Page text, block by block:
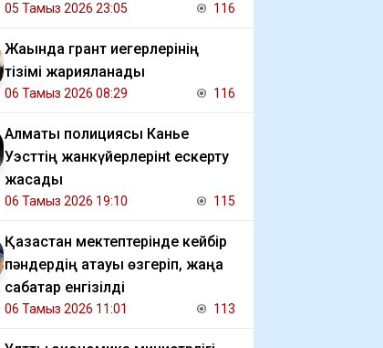
05 Тамыз 2026 23:05 116
Жақында грант иегерлерінің
тізімі жарияланады
06 Тамыз 2026 08:29 116
Алматы полициясы Канье
Уэсттің жанкүйерлерінt ескерту
жасады
06 Тамыз 2026 19:10 115
Қазақстан мектептерінде кейбір
пәндердің атауы өзгеріп, жаңа
сабақтар енгізілді
06 Тамыз 2026 11:01 113